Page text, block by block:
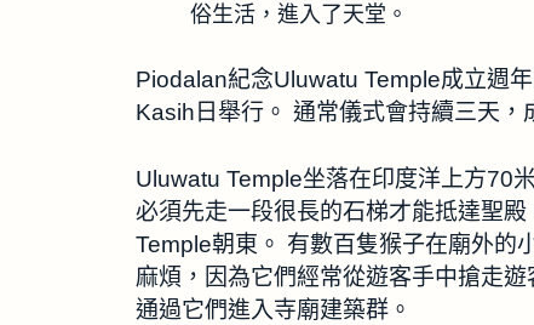
俗生活，進入了天堂。
Piodalan紀念Uluwatu Temple成立週
Kasih日舉行。 通常儀式會持續三天，
Uluwatu Temple坐落在印度洋上方70
必須先走一段很長的石梯才能抵達聖
Temple朝東。 有數百隻猴子在廟外的
麻煩，因為它們經常從遊客手中搶走
通過它們進入寺廟建築群。